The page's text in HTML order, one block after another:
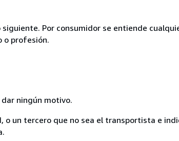
Por consumidor se entiende
o profesión.
ningún motivo.
un tercero que no sea el transportista e